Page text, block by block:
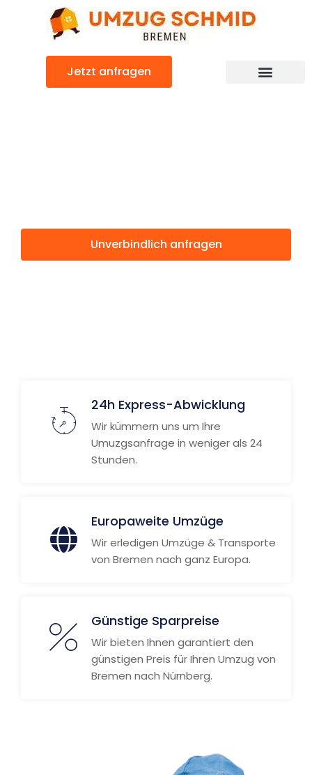
Jetzt anfragen
Unverbindlich anfragen
24h Express-Abwicklung
Wir kümmern uns um Ihre
Umuzgsanfrage in weniger als 24
Stunden.
Europaweite Umzüge
Wir erledigen Umzüge & Transporte
von Bremen nach ganz Europa.
Günstige Sparpreise
Wir bieten Ihnen garantiert den
günstigen Preis für Ihren Umzug von
Bremen nach Nürnberg.